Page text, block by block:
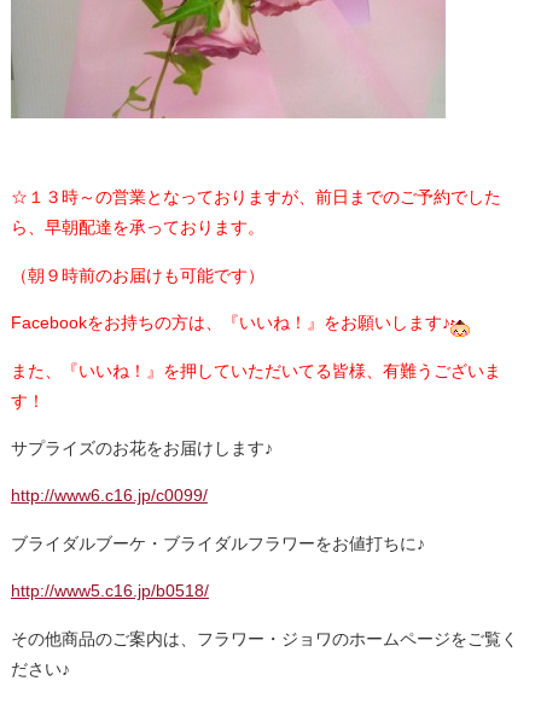
☆１３時～の営業となっておりますが、前日までのご予約でした
ら、早朝配達を承っております。
（朝９時前のお届けも可能です）
Facebookをお持ちの方は、『いいね！』をお願いします♪
また、『いいね！』を押していただいてる皆様、有難うございま
す！
サプライズのお花をお届けします♪
http://www6.c16.jp/c0099/
ブライダルブーケ・ブライダルフラワーをお値打ちに♪
http://www5.c16.jp/b0518/
その他商品のご案内は、フラワー・ジョワのホームページをご覧く
ださい♪